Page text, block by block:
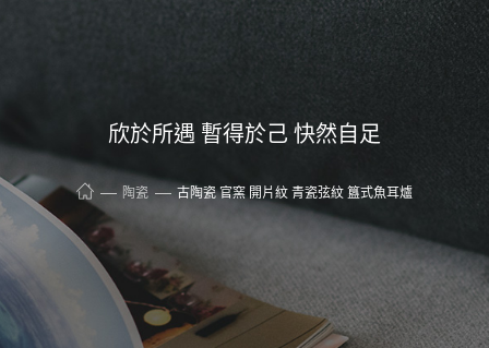
欣於所遇 暫得於己 快然自足
陶瓷 古陶瓷 官窯 開片紋 青瓷弦紋 簋式魚耳爐